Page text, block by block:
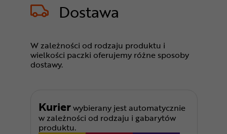
Dostawa
W zależności od rodzaju produktu i
wielkości paczki oferujemy różne sposoby
dostawy.
Kurierwybierany jest automatycznie
w zależności od rodzaju i gabarytów
produktu.